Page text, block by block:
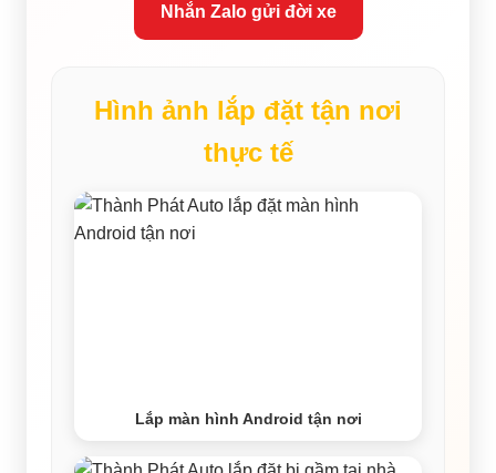
Nhắn Zalo gửi đời xe
Hình ảnh lắp đặt tận nơi
thực tế
Lắp màn hình Android tận nơi